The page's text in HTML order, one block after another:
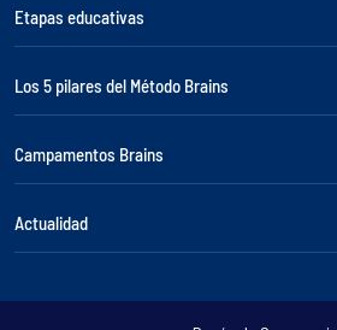
Etapas educativas
Los 5 pilares del Método Brains
Campamentos Brains
Actualidad